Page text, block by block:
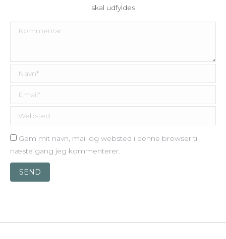
skal udfyldes
Kommentar
Navn *
Email *
Websted
Gem mit navn, mail og websted i denne browser til
næste gang jeg kommenterer.
SEND